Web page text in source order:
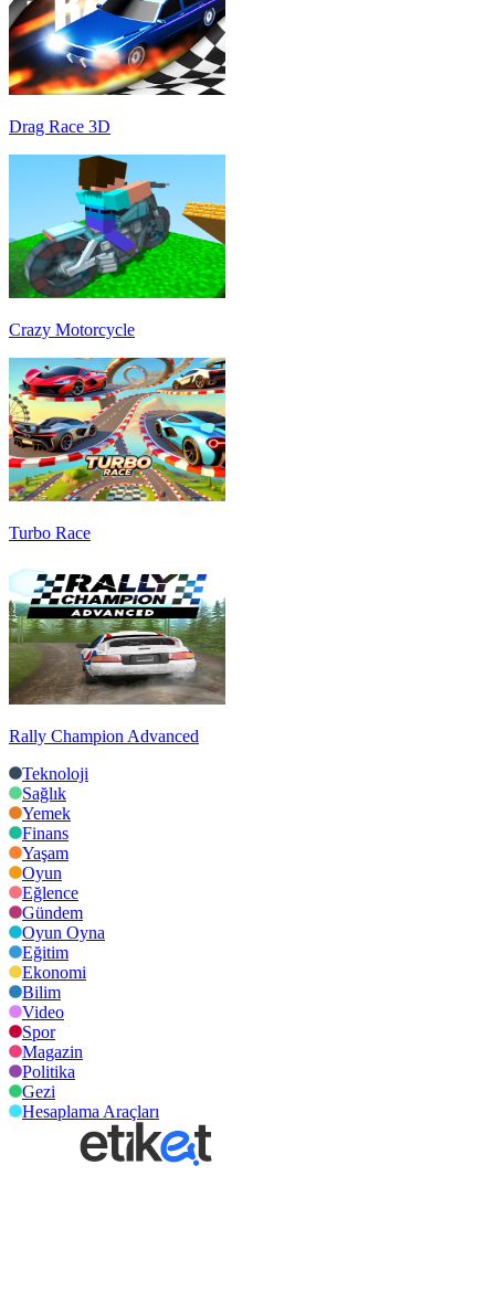
Drag Race 3D
Crazy Motorcycle
Turbo Race
Rally Champion Advanced
Teknoloji
Sağlık
Yemek
Finans
Yaşam
Oyun
Eğlence
Gündem
Oyun Oyna
Eğitim
Ekonomi
Bilim
Video
Spor
Magazin
Politika
Gezi
Hesaplama Araçları